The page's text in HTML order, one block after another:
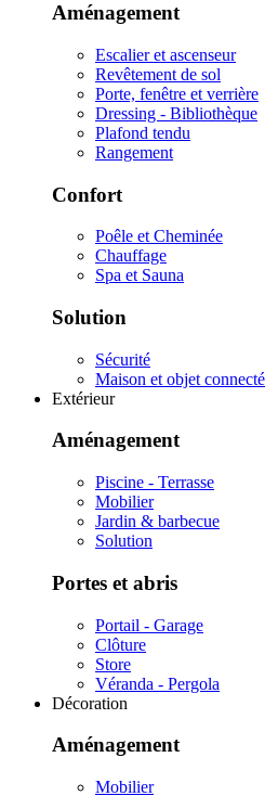
Aménagement
Escalier et ascenseur
Revêtement de sol
Porte, fenêtre et verrière
Dressing - Bibliothèque
Plafond tendu
Rangement
Confort
Poêle et Cheminée
Chauffage
Spa et Sauna
Solution
Sécurité
Maison et objet connecté
Extérieur
Aménagement
Piscine - Terrasse
Mobilier
Jardin & barbecue
Solution
Portes et abris
Portail - Garage
Clôture
Store
Véranda - Pergola
Décoration
Aménagement
Mobilier